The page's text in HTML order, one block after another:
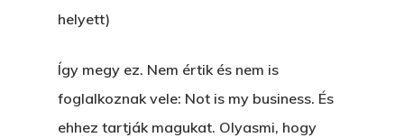
helyett)
Így megy ez. Nem értik és nem is
foglalkoznak vele: Not is my business. És
ehhez tartják magukat. Olyasmi, hogy